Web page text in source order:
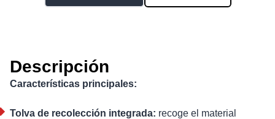
Descripción
Características principales:
Tolva de recolección integrada: recoge el material